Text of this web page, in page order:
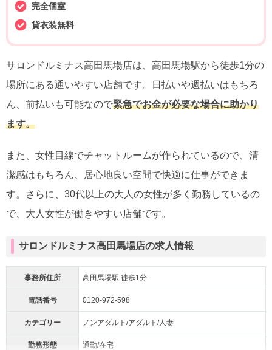
完全個室
貸衣装無料
サロンドルミナス高田馬場店は、高田馬場駅から徒歩1分の
場所にある通いやすい店舗です。日払いや週払いはもちろ
ん、前払いも可能なので緊急でお金が必要な場合に助かり
ます。
また、女性目線でチャットルームが作られているので、清
潔感はもちろん、居心地良い空間で快適に仕事ができま
す。さらに、30代以上の大人の女性が多く勤務しているの
で、大人女性が働きやすい店舗です。
サロンドルミナス高田馬場店の求人情報
事務所住所 高田馬場駅 徒歩1分
電話番号 0120-972-598
カテゴリー ノンアダルト/アダルト/人妻
勤務形態 通勤/在宅